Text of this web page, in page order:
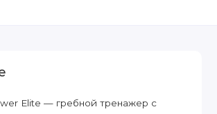
Elite — гребной тренажер с